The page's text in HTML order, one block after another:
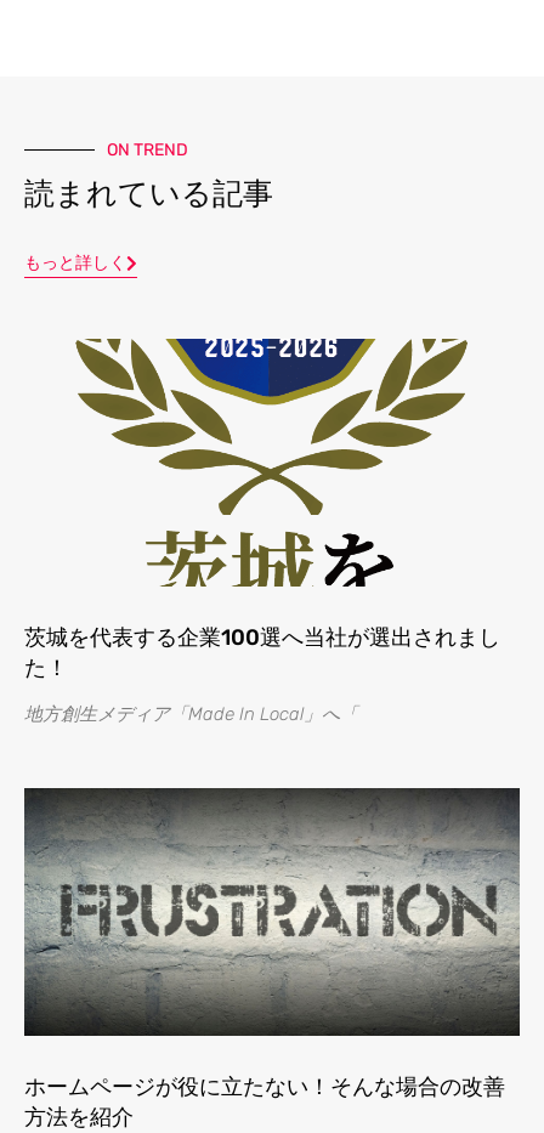
ON TREND
読まれている記事
もっと詳しく
茨城を代表する企業100選へ当社が選出されまし
た！
地方創生メディア「Made In Local」へ「
ホームページが役に立たない！そんな場合の改善
方法を紹介